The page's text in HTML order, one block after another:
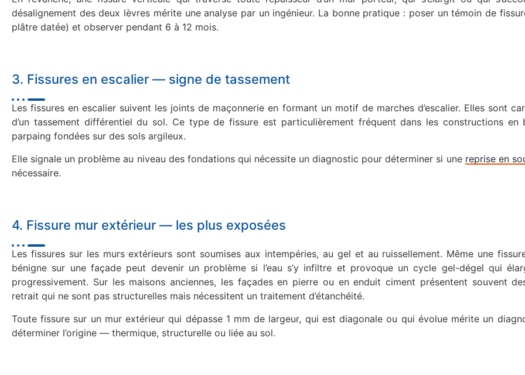
désalignement des deux lèvres mérite une analyse par un ingénieur. La bonne pratique : poser un témoin de
plâtre datée) et observer pendant 6 à 12 mois.
3. Fissures en escalier — signe de tassement
Les fissures en escalier suivent les joints de maçonnerie en formant un motif de marches d’escalier. Elles sont
d’un tassement différentiel du sol. Ce type de fissure est particulièrement fréquent dans les constructions en
parpaing fondées sur des sols argileux.
Elle signale un problème au niveau des fondations qui nécessite un diagnostic pour déterminer si une reprise en
nécessaire.
4. Fissure mur extérieur — les plus exposées
Les fissures sur les murs extérieurs sont soumises aux intempéries, au gel et au ruissellement. Même une
bénigne sur une façade peut devenir un problème si l’eau s’y infiltre et provoque un cycle gel-dégel qui
progressivement. Sur les maisons anciennes, les façades en pierre ou en enduit ciment présentent souvent
retrait qui ne sont pas structurelles mais nécessitent un traitement d’étanchéité.
Toute fissure sur un mur extérieur qui dépasse 1 mm de largeur, qui est diagonale ou qui évolue mérite un
déterminer l’origine — thermique, structurelle ou liée au sol.